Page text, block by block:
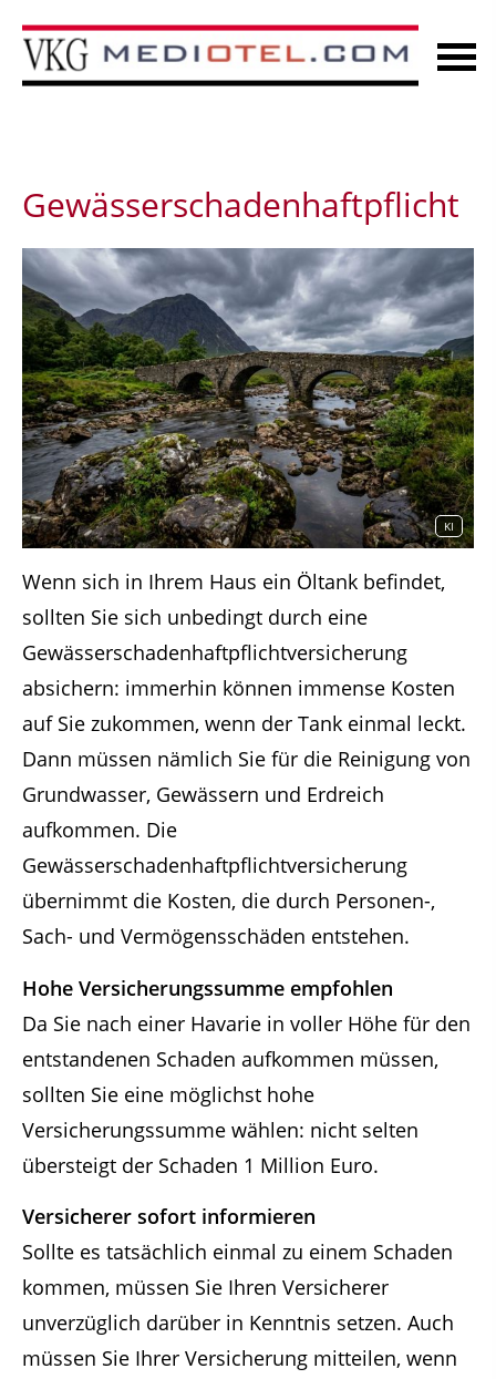
Gewässerschadenhaftpflicht
KI
Wenn sich in Ihrem Haus ein Öltank befindet,
sollten Sie sich unbedingt durch eine
Gewässerschadenhaftpflichtversicherung
absichern: immerhin können immense Kosten
auf Sie zukommen, wenn der Tank einmal leckt.
Dann müssen nämlich Sie für die Reinigung von
Grundwasser, Gewässern und Erdreich
aufkommen. Die
Gewässerschadenhaftpflichtversicherung
übernimmt die Kosten, die durch Personen-,
Sach- und Vermögensschäden entstehen.
Hohe Versicherungssumme empfohlen
Da Sie nach einer Havarie in voller Höhe für den
entstandenen Schaden aufkommen müssen,
sollten Sie eine möglichst hohe
Versicherungssumme wählen: nicht selten
übersteigt der Schaden 1 Million Euro.
Versicherer sofort informieren
Sollte es tatsächlich einmal zu einem Schaden
kommen, müssen Sie Ihren Versicherer
unverzüglich darüber in Kenntnis setzen. Auch
müssen Sie Ihrer Versicherung mitteilen, wenn